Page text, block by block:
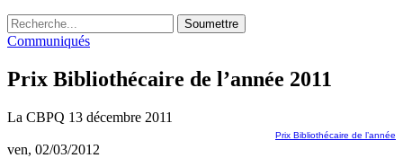
Soumettre
Communiqués
Prix Bibliothécaire de l’année 2011
La CBPQ 13 décembre 2011
Prix Bibliothécaire de l’année
ven, 02/03/2012